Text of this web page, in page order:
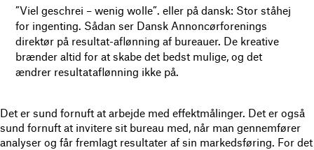
”Viel geschrei – wenig wolle”. eller på dansk: Stor ståhej
for ingenting. Sådan ser Dansk Annoncørforenings
direktør på resultat-aflønning af bureauer. De kreative
brænder altid for at skabe det bedst mulige, og det
ændrer resultataflønning ikke på.
Det er sund fornuft at arbejde med effektmålinger. Det er også
sund fornuft at invitere sit bureau med, når man gennemfører
analyser og får fremlagt resultater af sin markedsføring. For det